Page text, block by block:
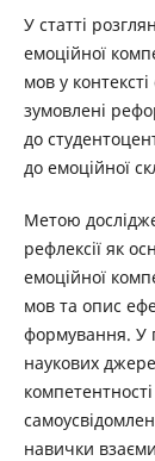
У статті
емоційної
мов у
зумовлені
до
до емоційної
Метою
рефлексії як
емоційної
мов та опис
формування. У
наукових
навички